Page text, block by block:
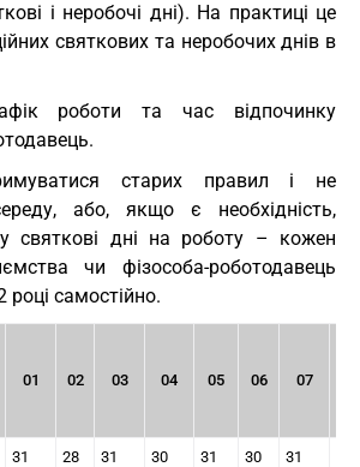
і неробочі дні). На практиці це
святкових та неробочих днів в
роботи та час відпочинку
старих правил і не
або, якщо є необхідність,
святкові дні на роботу – кожен
чи фізособа-роботодавець
самостійно.
01 02 03 04 05 06 07
31 28 31 30 31 30 31